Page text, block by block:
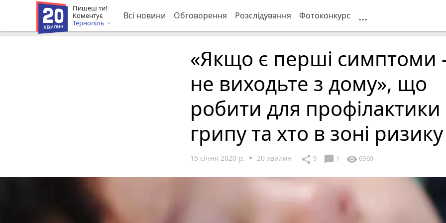
Пишеш ти!
Коментує
Тернопіль
Всі новини Обговорення Розслідування Фотоконкурс ...
«Якщо є перші симптоми
не виходьте з дому», що
робити для профілактики
грипу та хто в зоні ризику
15 січня 2020 р. 20 хвилин share 9 chat_bubble 1 visibility 6969